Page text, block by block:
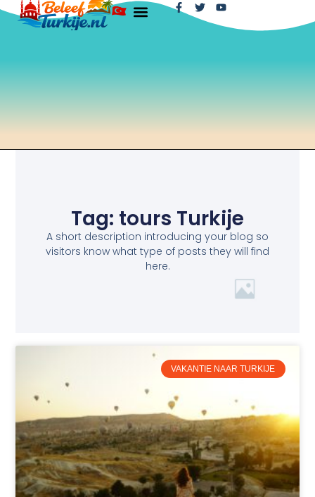
Tag: tours Turkije
A short description introducing your blog so
visitors know what type of posts they will find
here.
VAKANTIE NAAR TURKIJE